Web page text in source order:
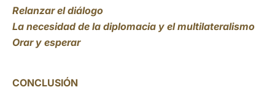
Relanzar el diálogo
La necesidad de la diplomacia y el multilateralismo
Orar y esperar
CONCLUSIÓN